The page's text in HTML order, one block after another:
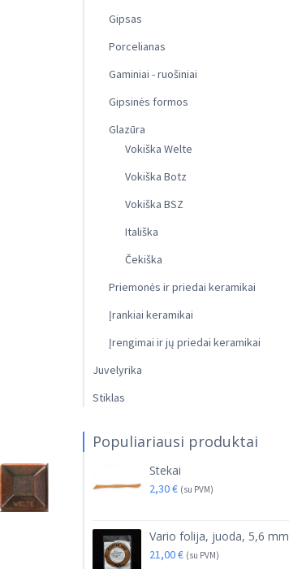
Gipsas
Porcelianas
Gaminiai - ruošiniai
Gipsinės formos
Glazūra
Vokiška Welte
Vokiška Botz
Vokiška BSZ
Itališka
Čekiška
Priemonės ir priedai keramikai
Įrankiai keramikai
Įrengimai ir jų priedai keramikai
Juvelyrika
Stiklas
Populiariausi produktai
Stekai
2,30€ (su PVM)
Vario folija, juoda, 5,6 mm
21,00€ (su PVM)